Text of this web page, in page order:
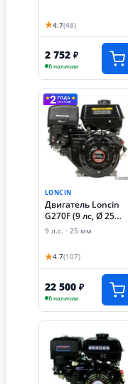
★4.7(48)
2 752 ₽
В наличии
LONCIN
Двигатель Loncin
G270F (9 лс, Ø 25
мм)
9 л.с. · 25 мм
★4.7(107)
22 500 ₽
В наличии